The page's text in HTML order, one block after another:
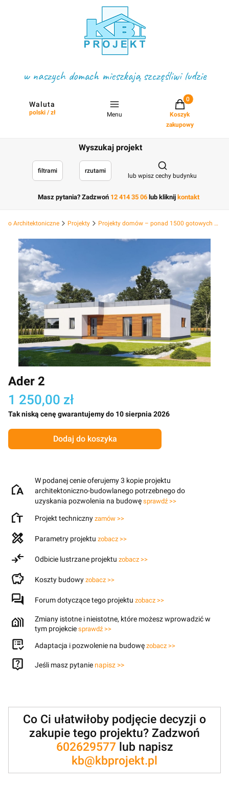
w naszych domach mieszkają szczęśliwi ludzie
Waluta
polski / zł Menu
Projekty w
Koszyk
zakupowy
Wyszukaj projekt
filtrami rzutami
Otwórz
lub wpisz cechy budynku
Masz pytania? Zadzwoń 12 414 35 06 lub kliknij kontakt
Architektoniczne Projekty Projekty domów – ponad 1500 gotowych projektów
Ader 2
1 250,00 zł
Tak niską cenę gwarantujemy do 10 sierpnia 2026
Dodaj do koszyka
W podanej cenie oferujemy 3 kopie projektu
architektoniczno-budowlanego potrzebnego do
uzyskania pozwolenia na budowę sprawdź >>
Projekt techniczny zamów >>
Parametry projektu zobacz >>
Odbicie lustrzane projektu zobacz >>
Koszty budowy zobacz >>
Forum dotyczące tego projektu zobacz >>
Zmiany istotne i nieistotne, które możesz wprowadzić w
tym projekcie sprawdź >>
Adaptacja i pozwolenie na budowę zobacz >>
Jeśli masz pytanie napisz >>
Co Ci ułatwiłoby podjęcie decyzji o
zakupie tego projektu? Zadzwoń
602629577lub napisz
kb@kbprojekt.pl